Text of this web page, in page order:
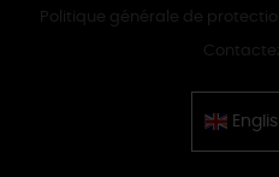
Politique générale de